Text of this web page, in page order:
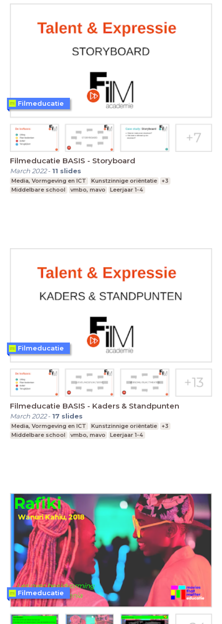
Filmeducatie BASIS - Storyboard
March 2022- 11 slides
Media, Vormgeving en ICT Kunstzinnige oriëntatie
+3
Middelbare school
vmbo, mavo Leerjaar 1-4
Filmeducatie
Filmeducatie BASIS - Kaders & Standpunten
March 2022- 17 slides
Media, Vormgeving en ICT Kunstzinnige oriëntatie
+3
Middelbare school
vmbo, mavo Leerjaar 1-4
Filmeducatie
Filmeducatie